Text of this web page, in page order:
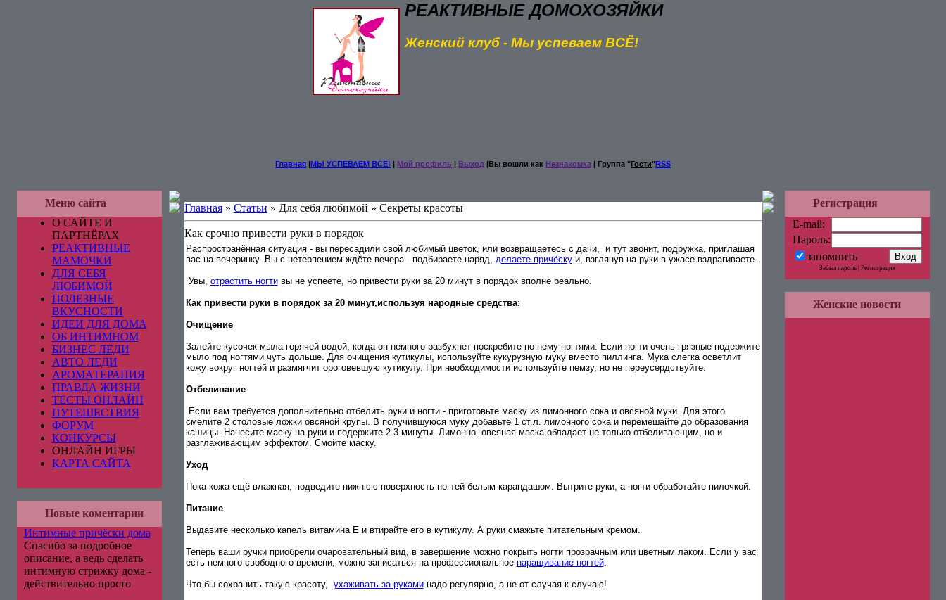
РЕАКТИВНЫЕ ДОМОХОЗЯЙКИ
Женский клуб - Мы успеваем ВСЁ!
Главная МЫ УСПЕВАЕМ ВСЁ! Мой профиль Выход |Вы вошли как Незнакомка | Группа "Гости"RSS
Меню сайта
О САЙТЕ И
ПАРТНЁРАХ
РЕАКТИВНЫЕ
МАМОЧКИ
ДЛЯ СЕБЯ
ЛЮБИМОЙ
ПОЛЕЗНЫЕ
ВКУСНОСТИ
ИДЕИ ДЛЯ ДОМА
ОБ ИНТИМНОМ
БИЗНЕС ЛЕДИ
АВТО ЛЕДИ
АРОМАТЕРАПИЯ
ПРАВДА ЖИЗНИ
ТЕСТЫ ОНЛАЙН
ПУТЕШЕСТВИЯ
ФОРУМ
КОНКУРСЫ
ОНЛАЙН ИГРЫ
КАРТА САЙТА
Новые коментарии
Интимные причёски дома
Спасибо за подробное
описание, а ведь сделать
интимную стрижку дома -
действительно просто
Главная» Статьи » Для себя любимой » Секреты красоты
Как срочно привести руки в порядок
Распространённая ситуация - вы пересадили свой любимый цветок, или возвращаетесь с дачи, и тут звонит, подружка, приглашая
вас на вечеринку. Вы с нетерпением ждёте вечера - подбираете наряд, делаете причёскуи, взглянув на руки в ужасе вздрагиваете.
Увы, отрастить ногтивы не успеете, но привести руки за 20 минут в порядок вполне реально.
Как привести руки в порядок за 20 минут,используя народные средства:
Очищение
Залейте кусочек мыла горячей водой, когда он немного разбухнет поскребите по нему ногтями. Если ногти очень грязные подержите
мыло под ногтями чуть дольше. Для очищения кутикулы, используйте кукурузную муку вместо пиллинга. Мука слегка осветлит
кожу вокруг ногтей и размягчит ороговевшую кутикулу. При необходимости используйте пемзу, но не переусердствуйте.
Отбеливание
Если вам требуется дополнительно отбелить руки и ногти - приготовьте маску из лимонного сока и овсяной муки. Для этого
смелите 2 столовые ложки овсяной крупы. В получившуюся муку добавьте 1 ст.л. лимонного сока и перемешайте до образования
кашицы. Нанесите маску на руки и подержите 2-3 минуты. Лимонно- овсяная маска обладает не только отбеливающим, но и
разглаживающим эффектом. Смойте маску.
Уход
Пока кожа ещё влажная, подведите нижнюю поверхность ногтей белым карандашом. Вытрите руки, а ногти обработайте пилочкой.
Питание
Выдавите несколько капель витамина Е и втирайте его в кутикулу. А руки смажьте питательным кремом.
Теперь ваши ручки приобрели очаровательный вид, в завершение можно покрыть ногти прозрачным или цветным лаком. Если у вас
есть немного свободного времени, можно записаться на профессиональное наращивание ногтей.
Что бы сохранить такую красоту, ухаживать за рукаминадо регулярно, а не от случая к случаю!
Регистрация
E-mail:
Пароль:
запомнить
Забыл пароль | Регистрация
Женские новости